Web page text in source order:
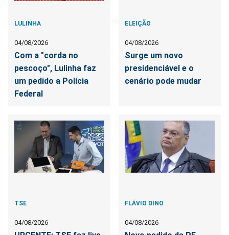
LULINHA
04/08/2026
Com a "corda no
pescoço", Lulinha faz
um pedido a Polícia
Federal
ELEIÇÃO
04/08/2026
Surge um novo
presidenciável e o
cenário pode mudar
TSE
04/08/2026
FLÁVIO DINO
04/08/2026